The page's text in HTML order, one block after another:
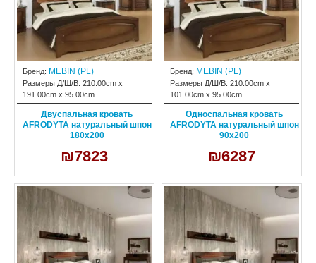
Бренд: MEBIN (PL)
Размеры Д/Ш/В: 210.00cm x
191.00cm x 95.00cm
Двуспальная кровать
AFRODYTA натуральный шпон
180х200
₪7823
Бренд: MEBIN (PL)
Размеры Д/Ш/В: 210.00cm x
101.00cm x 95.00cm
Односпальная кровать
AFRODYTA натуральный шпон
90х200
₪6287